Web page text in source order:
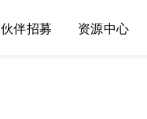
伙伴招募 资源中心